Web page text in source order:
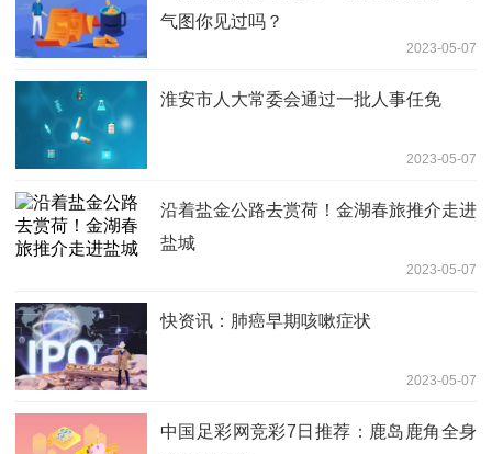
气图你见过吗？
2023-05-07
淮安市人大常委会通过一批人事任免
2023-05-07
沿着盐金公路去赏荷！金湖春旅推介走进
盐城
2023-05-07
快资讯：肺癌早期咳嗽症状
2023-05-07
中国足彩网竞彩7日推荐：鹿岛鹿角全身